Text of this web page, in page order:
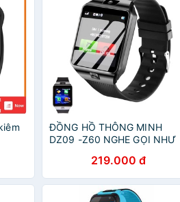
ĐỒNG HỒ THÔNG MINH
DZ09 -Z60 NGHE GỌI NHƯ
219.000 đ